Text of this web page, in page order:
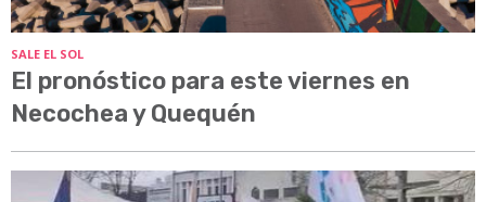
SALE EL SOL
El pronóstico para este viernes en
Necochea y Quequén